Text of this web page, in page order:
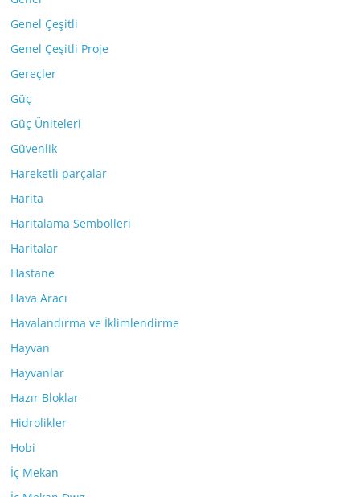
Genel Çeşitli
Genel Çeşitli Proje
Gereçler
Güç
Güç Üniteleri
Güvenlik
Hareketli parçalar
Harita
Haritalama Sembolleri
Haritalar
Hastane
Hava Aracı
Havalandırma ve İklimlendirme
Hayvan
Hayvanlar
Hazır Bloklar
Hidrolikler
Hobi
İç Mekan